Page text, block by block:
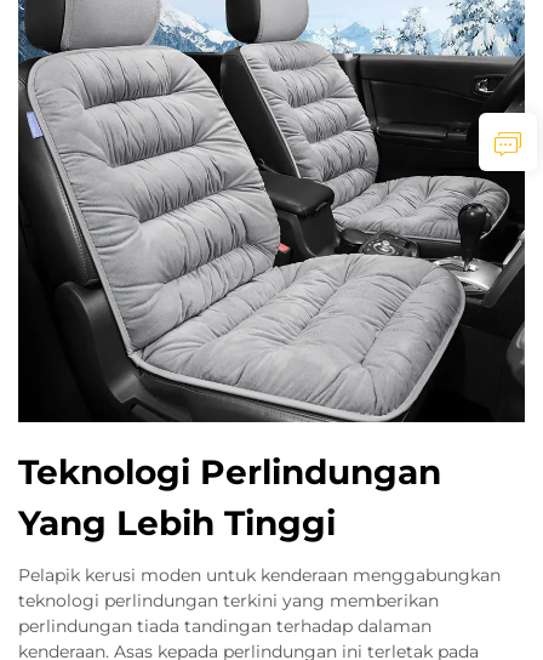
Teknologi Perlindungan
Yang Lebih Tinggi
Pelapik kerusi moden untuk kenderaan menggabungkan
teknologi perlindungan terkini yang memberikan
perlindungan tiada tandingan terhadap dalaman
kenderaan. Asas kepada perlindungan ini terletak pada